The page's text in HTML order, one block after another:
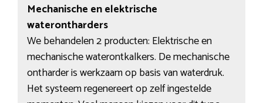
Mechanische en elektrische
waterontharders
We behandelen 2 producten: Elektrische en
mechanische waterontkalkers. De mechanische
ontharder is werkzaam op basis van waterdruk.
Het systeem regenereert op zelf ingestelde